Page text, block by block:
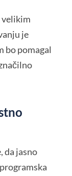
velikim
je
bo pomagal
da jasno